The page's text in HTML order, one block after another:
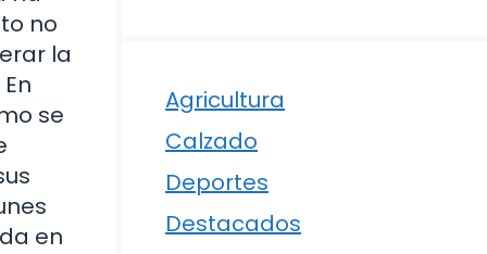
no
la
se
en
Agricultura
Calzado
Deportes
Destacados